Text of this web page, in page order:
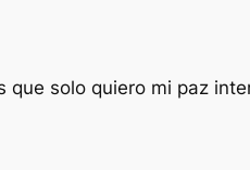
que solo quiero mi paz